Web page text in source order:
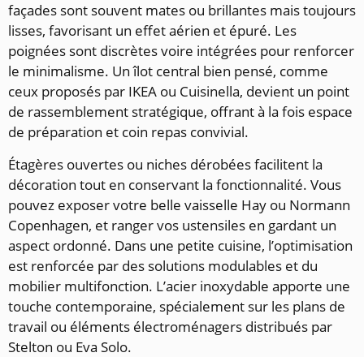
façades sont souvent mates ou brillantes mais toujours
lisses, favorisant un effet aérien et épuré. Les
poignées sont discrètes voire intégrées pour renforcer
le minimalisme. Un îlot central bien pensé, comme
ceux proposés par IKEA ou Cuisinella, devient un point
de rassemblement stratégique, offrant à la fois espace
de préparation et coin repas convivial.
Étagères ouvertes ou niches dérobées facilitent la
décoration tout en conservant la fonctionnalité. Vous
pouvez exposer votre belle vaisselle Hay ou Normann
Copenhagen, et ranger vos ustensiles en gardant un
aspect ordonné. Dans une petite cuisine, l’optimisation
est renforcée par des solutions modulables et du
mobilier multifonction. L’acier inoxydable apporte une
touche contemporaine, spécialement sur les plans de
travail ou éléments électroménagers distribués par
Stelton ou Eva Solo.